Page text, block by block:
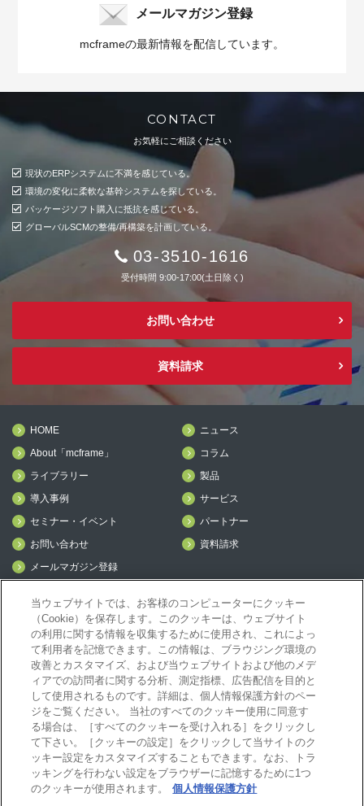
メールマガジン登録
mcframeの最新情報を配信しています。
CONTACT
お気軽にご相談ください
現状のERPシステムに不満を感じている。
環境の変化に柔軟な基幹システムを探している。
パッケージソフト購入に抵抗を感じている。
グローバルSCMの整備/再構築を計画している。
03-3510-1616
受付時間 9:00-17:00(土日除く)
お問い合わせ
資料請求
HOME
ニュース
About「mcframe」
コラム
ライブラリー
製品
導入事例
サービス
セミナー・イベント
パートナー
お問い合わせ
資料請求
メールマガジン登録
mcframeナビ（ユーザ登録者）
mcframeユーザ会サイト（MCUG会員専用）
ID発行をご希望の方はこちら
パートナー専用サイト
mcframe GAパートナー専用サイト
MIJS
B-EN-Gについて
当ウェブサイトでは、お客様のコンピューターにクッキー
（Cookie）を保存します。このクッキーは、ウェブサイト
の利用に関する情報を収集するために使用され、これによっ
て利用者を記憶できます。この情報は、ブラウジング環境の
改善とカスタマイズ、および当ウェブサイトおよび他のメデ
ィアでの訪問者に関する分析、測定指標、広告配信を目的と
して使用されるものです。詳細は、個人情報保護方針のペー
ジをご覧ください。 当社のすべてのクッキー使用に同意す
る場合は、［すべてのクッキーを受け入れる］をクリックし
て下さい。［クッキーの設定］をクリックして当サイトのク
ッキー設定をカスタマイズすることもできます。なお、トラ
ッキングを行わない設定をブラウザーに記憶するために1つ
のクッキーが使用されます。
個人情報保護方針